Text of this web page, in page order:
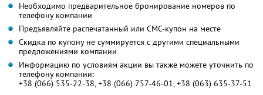
Необходимо предварительное бронирование номеров по
телефону компании
Предъявляйте распечатанный или СМС-купон на месте
Скидка по купону не суммируется с другими специальными
предложениями компании
Информацию по условиям акции вы также можете уточнить по
телефону компании:
+38 (066) 535-22-38, +38 (066) 757-46-01, +38 (063) 635-37-51